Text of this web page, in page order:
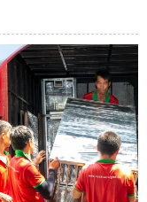
hiện nay.